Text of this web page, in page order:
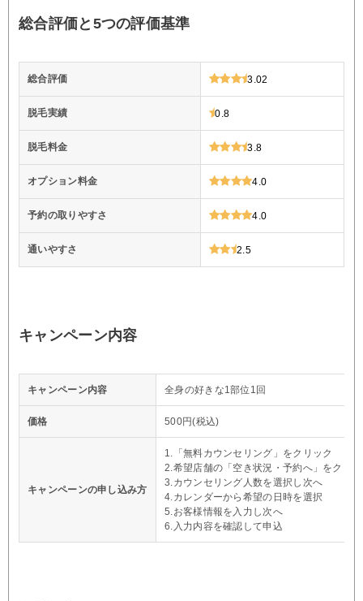
総合評価と5つの評価基準
総合評価 3.02
脱毛実績 0.8
脱毛料金 3.8
オプション料金 4.0
予約の取りやすさ 4.0
通いやすさ 2.5
キャンペーン内容
キャンペーン内容 全身の好きな1部位1回
価格 500円(税込)
キャンペーンの申し込み方
1.「無料カウンセリング」をクリック
2.希望店舗の「空き状況・予約へ」をクリ
3.カウンセリング人数を選択し次へ
4.カレンダーから希望の日時を選択
5.お客様情報を入力し次へ
6.入力内容を確認して申込